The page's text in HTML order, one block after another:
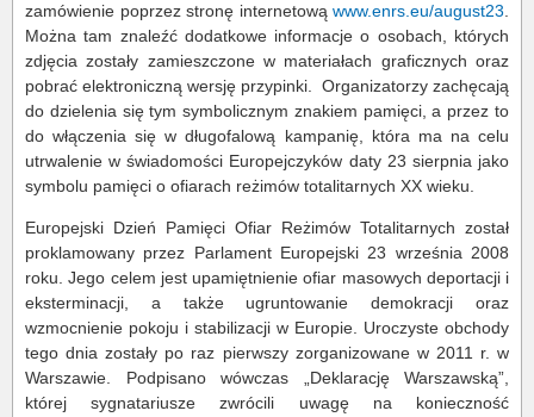
zamówienie poprzez stronę internetową www.enrs.eu/august23
Można tam znaleźć dodatkowe informacje o osobach, których
zdjęcia zostały zamieszczone w materiałach graficznych oraz
pobrać elektroniczną wersję przypinki. Organizatorzy zachęcają
do dzielenia się tym symbolicznym znakiem pamięci, a przez to
do włączenia się w długofalową kampanię, która ma na celu
utrwalenie w świadomości Europejczyków daty 23 sierpnia jako
symbolu pamięci o ofiarach reżimów totalitarnych XX wieku.
Europejski Dzień Pamięci Ofiar Reżimów Totalitarnych został
proklamowany przez Parlament Europejski 23 września 2008
roku. Jego celem jest upamiętnienie ofiar masowych deportacji i
eksterminacji, a także ugruntowanie demokracji oraz
wzmocnienie pokoju i stabilizacji w Europie. Uroczyste obchody
tego dnia zostały po raz pierwszy zorganizowane w 2011 r. w
Warszawie. Podpisano wówczas „Deklarację Warszawską”,
której sygnatariusze zwrócili uwagę na konieczność